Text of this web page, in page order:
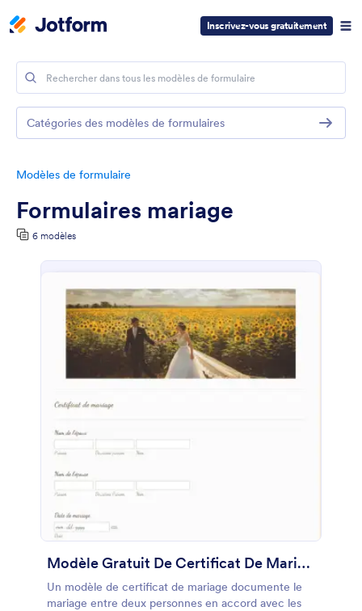
Inscrivez-vous gratuitement
Modèles de formulaire
Formulaires mariage
6 modèles
Modèle Gratuit De Certificat De Mariage
Un modèle de certificat de mariage documente le
mariage entre deux personnes en accord avec les
Catégories des modèles de formulaires